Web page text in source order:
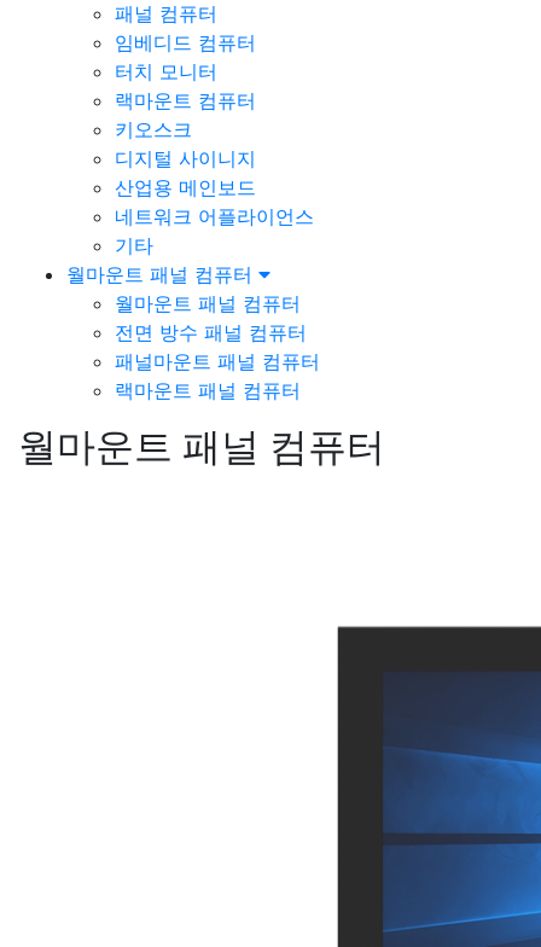
패널 컴퓨터
임베디드 컴퓨터
터치 모니터
랙마운트 컴퓨터
키오스크
디지털 사이니지
산업용 메인보드
네트워크 어플라이언스
기타
월마운트 패널 컴퓨터
월마운트 패널 컴퓨터
전면 방수 패널 컴퓨터
패널마운트 패널 컴퓨터
랙마운트 패널 컴퓨터
월마운트 패널 컴퓨터